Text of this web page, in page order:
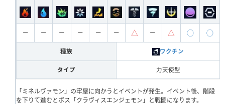
ー ー ー ー ー ー △ ー △ ◯ ◯
種族 ワクチン
タイプ 力天使型
「ミネルヴァモン」の牢屋に向かうとイベントが発生。イベント後、階段
を下りて進むとボス「クラヴィスエンジェモン」と戦闘になります。